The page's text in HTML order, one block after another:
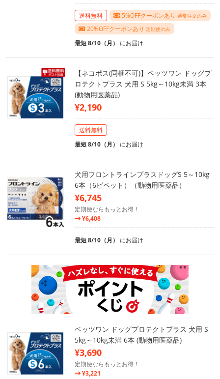
送料無料 5%OFFクーポンあり 通常注文のみ
20%OFFクーポンあり 定期便のみ
最短 8/10（月） にお届け
【ネコポス(同梱不可)】ベッツワン ドッグプ
ロテクトプラス 犬用 S 5kg～10kg未満 3本
(動物用医薬品)
¥2,190
送料無料
最短 8/10（月） にお届け
犬用フロントラインプラスドッグS 5～10kg
6本（6ピペット）（動物用医薬品）
¥6,745
定期便ならもっとお得！
¥6,408
最短 8/10（月） にお届け
ベッツワン ドッグプロテクトプラス 犬用 S
5kg～10kg未満 6本 (動物用医薬品)
¥3,690
定期便ならもっとお得！
¥3,221